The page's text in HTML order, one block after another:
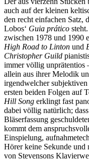
auch auf der kleinen
den recht einfachen
Lobos‘ Guia prático
zwischen 1978 und 1990
High Road to Linton und
Christopher Guild
immer völlig unprätentios
allein aus ihrer Melodik
irgendwelcher
ersten beiden Folgen auf
Hill Song erklingt fast
dabei völlig natürlich;
Bläserfassung
kommt dem
Einspielung,
Hörer keine Sekunde und
von Stevensons